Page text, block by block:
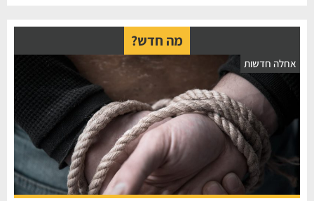
מה חדש?
אחלה חדשות